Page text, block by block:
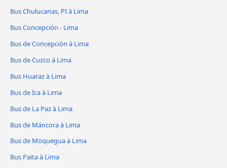
Bus Chulucanas, PI à Lima
Bus Concepción - Lima
Bus de Concepción à Lima
Bus de Cuzco à Lima
Bus Huaraz à Lima
Bus de Ica à Lima
Bus de La Paz à Lima
Bus de Máncora à Lima
Bus de Moquegua à Lima
Bus Paita à Lima